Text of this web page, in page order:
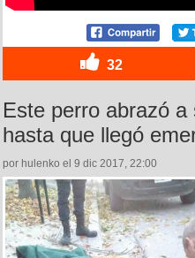
32
Este perro abrazó
hasta que llegó
por hulenko el 9 dic 2017, 22:00